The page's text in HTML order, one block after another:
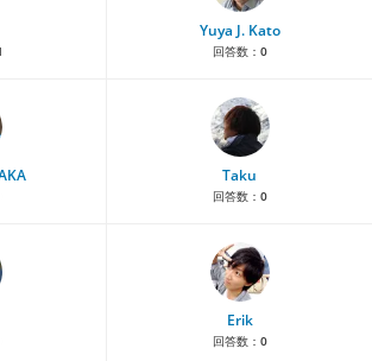
Yuya J. Kato
回答数： 0
Taku
回答数： 0
Erik
回答数： 0